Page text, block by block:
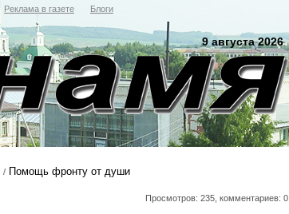
Реклама в газете Блоги
9 августа 2026
Помощь фронту от души
Просмотров: 235, комментариев: 0